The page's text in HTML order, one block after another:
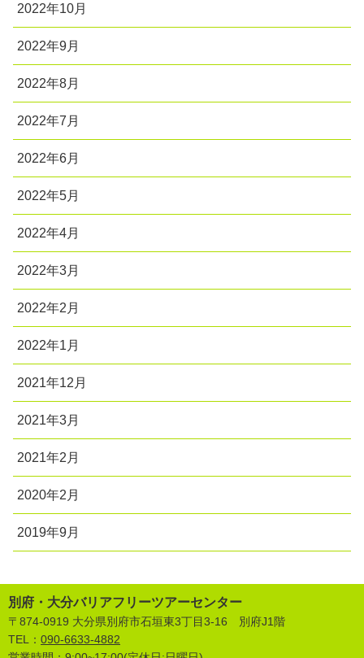
2022年10月
2022年9月
2022年8月
2022年7月
2022年6月
2022年5月
2022年4月
2022年3月
2022年2月
2022年1月
2021年12月
2021年3月
2021年2月
2020年2月
2019年9月
別府・大分バリアフリーツアーセンター
〒874-0919 大分県別府市石垣東3丁目3-16 別府J1階
TEL： 090-6633-4882